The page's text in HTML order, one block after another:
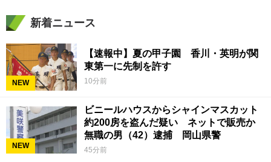
新着ニュース
NEW
【速報中】夏の甲子園 香川・英明が関
東第一に先制を許す
10分前
NEW
ビニールハウスからシャインマスカット
約200房を盗んだ疑い ネットで販売か
無職の男（42）逮捕 岡山県警
45分前